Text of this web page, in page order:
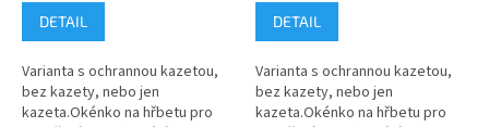
DETAIL
Varianta s ochrannou kazetou,
bez kazety, nebo jen
kazeta.Okénko na hřbetu pro
DETAIL
Varianta s ochrannou kazetou,
bez kazety, nebo jen
kazeta.Okénko na hřbetu pro